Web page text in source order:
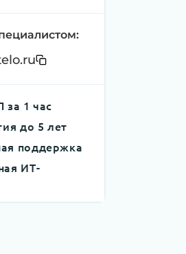
1 час
до 5 лет
поддержка
ИТ-